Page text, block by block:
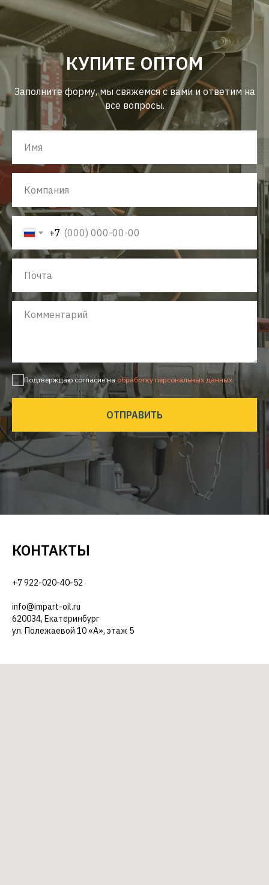
КУПИТЕ ОПТОМ
Заполните форму, мы свяжемся с вами и ответим на
все вопросы.
+7
Подтверждаю согласие на обработку персональных данных.
ОТПРАВИТЬ
КОНТАКТЫ
+7 922-020-40-52
info@impart-oil.ru
620034, Екатеринбург
ул. Полежаевой 10 «А», этаж 5